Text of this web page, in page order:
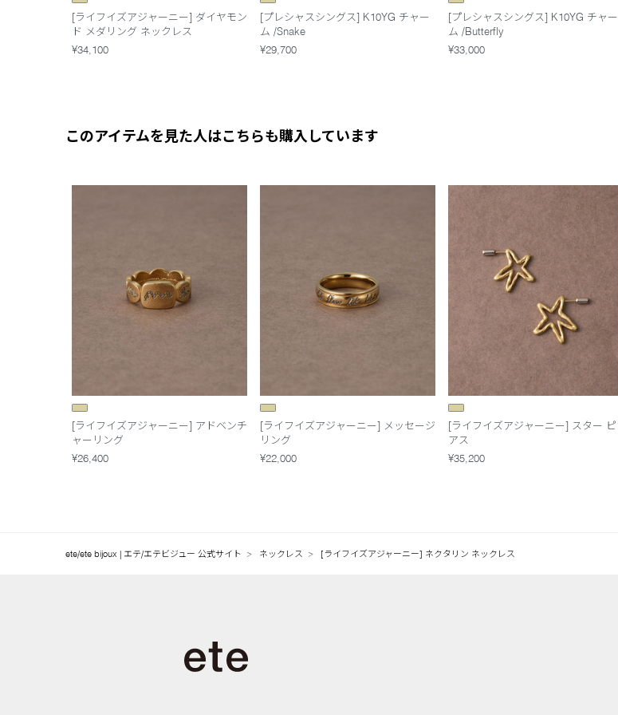
[ライフイズアジャーニー] ダイヤモン
ド メダリング ネックレス
¥34,100
[プレシャスシングス] K10YG チャー
ム /Snake
¥29,700
[プレシャスシングス] K10YG チャー
ム /Butterfly
¥33,000
このアイテムを見た人はこちらも購入しています
[ライフイズアジャーニー] アドベンチ
ャーリング
¥26,400
[ライフイズアジャーニー] メッセージ
リング
¥22,000
[ライフイズアジャーニー] スター ピ
アス
¥35,200
ete/ete bijoux | エテ/エテビジュー 公式サイト ネックレス [ライフイズアジャーニー] ネクタリン ネックレス